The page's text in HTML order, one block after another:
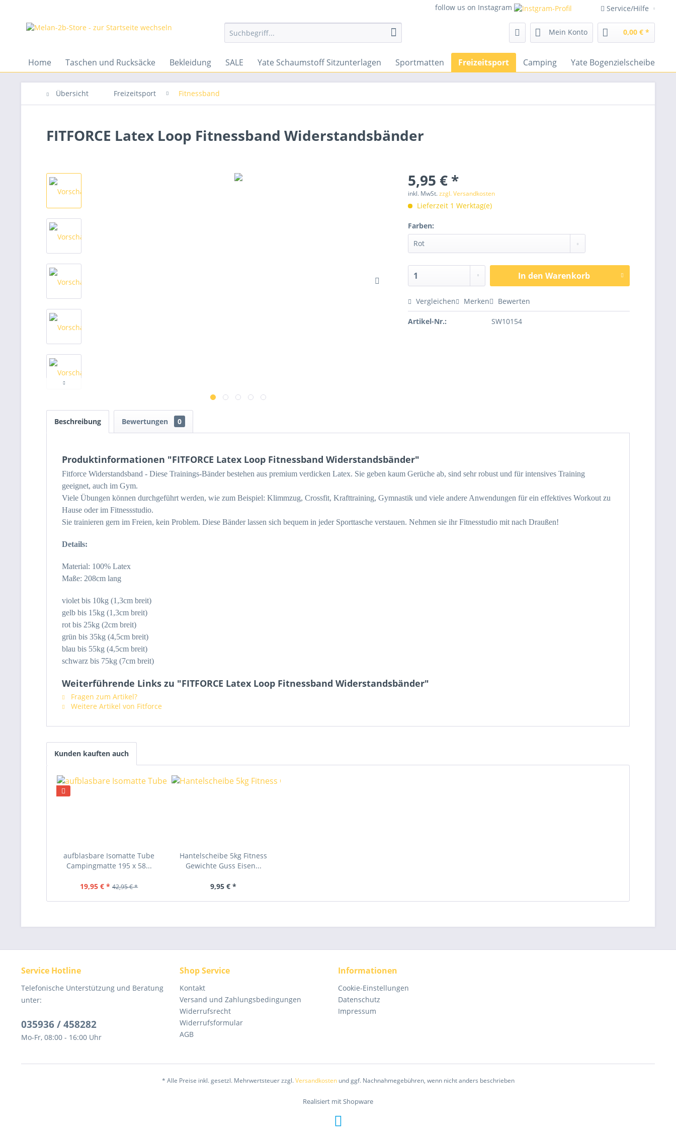
Service/Hilfe
follow us on Instagram
Mein Konto 0,00 € *
Home Taschen und Rucksäcke Bekleidung SALE Yate Schaumstoff Sitzunterlagen Sportmatten Freizeitsport Camping Yate Bogenzielscheiben
Übersicht Freizeitsport Fitnessband
FITFORCE Latex Loop Fitnessband Widerstandsbänder
5,95 € *
inkl. MwSt.zzgl. Versandkosten
Lieferzeit 1 Werktag(e)
Farben:
In den Warenkorb
Vergleichen Merken Bewerten
Artikel-Nr.: SW10154
Beschreibung Bewertungen 0
Produktinformationen "FITFORCE Latex Loop Fitnessband Widerstandsbänder"
Fitforce Widerstandsband - Diese Trainings-Bänder bestehen aus premium verdicken Latex. Sie geben kaum Gerüche ab, sind sehr robust und für intensives Training
geeignet, auch im Gym.
Viele Übungen können durchgeführt werden, wie zum Beispiel: Klimmzug, Crossfit, Krafttraining, Gymnastik und viele andere Anwendungen für ein effektives Workout zu
Hause oder im Fitnessstudio.
Sie trainieren gern im Freien, kein Problem. Diese Bänder lassen sich bequem in jeder Sporttasche verstauen. Nehmen sie ihr Fitnesstudio mit nach Draußen!
Details:
Material: 100% Latex
Maße: 208cm lang
violet bis 10kg (1,3cm breit)
gelb bis 15kg (1,3cm breit)
rot bis 25kg (2cm breit)
grün bis 35kg (4,5cm breit)
blau bis 55kg (4,5cm breit)
schwarz bis 75kg (7cm breit)
Weiterführende Links zu "FITFORCE Latex Loop Fitnessband Widerstandsbänder"
Fragen zum Artikel?
Weitere Artikel von Fitforce
Kunden kauften auch
aufblasbare Isomatte Tube
Campingmatte 195 x 58...
19,95 € * 42,95 € *
Hantelscheibe 5kg Fitness
Gewichte Guss Eisen...
9,95 € *
Service Hotline
Telefonische Unterstützung und Beratung
unter:
035936 / 458282
Mo-Fr, 08:00 - 16:00 Uhr
Shop Service
Kontakt
Versand und Zahlungsbedingungen
Widerrufsrecht
Widerrufsformular
AGB
Informationen
Cookie-Einstellungen
Datenschutz
Impressum
* Alle Preise inkl. gesetzl. Mehrwertsteuer zzgl.Versandkostenund ggf. Nachnahmegebühren, wenn nicht anders beschrieben
Realisiert mit Shopware